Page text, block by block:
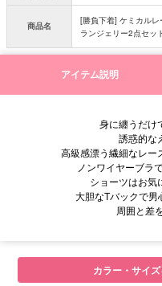
商品名
[勝負下着] ケミカル
ランジェリー2点セッ
アイテム説明
身に纏うだけ
誘惑的な
高級感漂う繊細なレー
ノンワイヤーブラ
ショーツはお気
大胆なTバックで男
周囲と差
カラー・サイ